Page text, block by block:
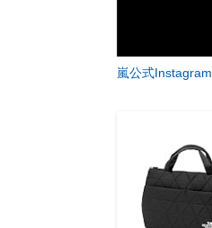
嵐公式Instagram